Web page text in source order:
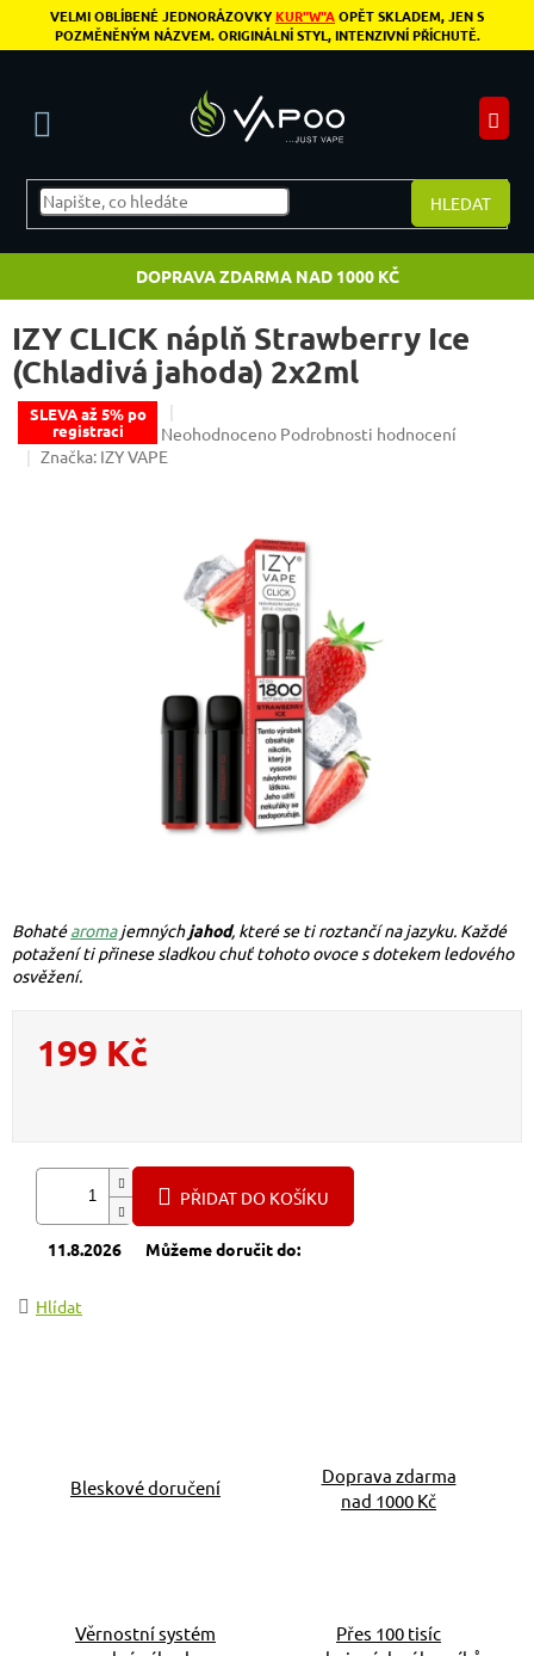
Přejít na obsah
VELMI OBLÍBENÉ JEDNORÁZOVKYKUR"W"AOPĚT SKLADEM, JEN S
POZMĚNĚNÝM NÁZVEM. ORIGINÁLNÍ STYL, INTENZIVNÍ PŘÍCHUTĚ.
HLEDAT
DOPRAVA ZDARMA NAD 1000 KČ
IZY CLICK náplň Strawberry Ice
(Chladivá jahoda) 2x2ml
SLEVA až 5% po
registraci
Průměrné hodnocení produktu je 0,0 z 5
Neohodnoceno Podrobnosti hodnocení
Značka: IZY VAPE
199 Kč
Můžeme doručit do:
11.8.2026
PŘIDAT DO KOŠÍKU
Bohatéaromajemnýchjahod, které se ti roztančí na jazyku. Každé
potažení ti přinese sladkou chuť tohoto ovoce s dotekem ledového
osvěžení.
Hlídat
Bleskové doručení
Doprava zdarma
nad 1000 Kč
Věrnostní systém
Přes 100 tisíc